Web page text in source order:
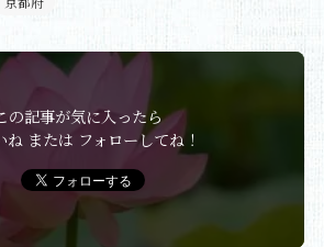
の記事が気に入ったら
または フォローしてね！